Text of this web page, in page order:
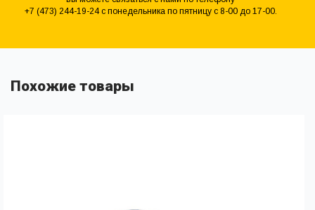
+7 (473) 244-19-24 с понедельника по пятницу с 8-00 до 17-00.
Похожие товары